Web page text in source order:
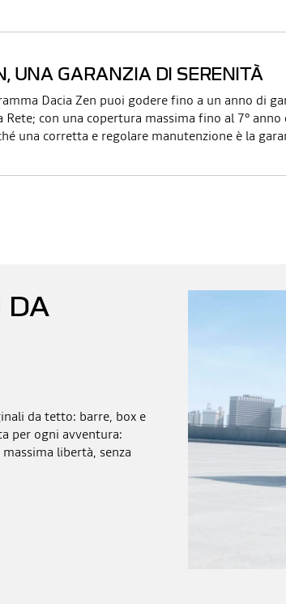
UNA GARANZIA DI SERENITÀ
Dacia Zen puoi godere fino a un anno di
Rete; con una copertura massima fino al 7°
una corretta e regolare manutenzione è la
DA
da tetto: barre, box e
per ogni avventura:
libertà, senza